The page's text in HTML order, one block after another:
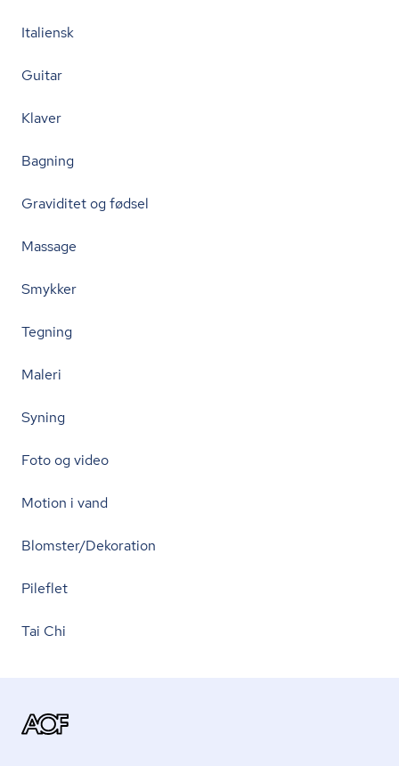
Italiensk
Guitar
Klaver
Bagning
Graviditet og fødsel
Massage
Smykker
Tegning
Maleri
Syning
Foto og video
Motion i vand
Blomster/Dekoration
Pileflet
Tai Chi